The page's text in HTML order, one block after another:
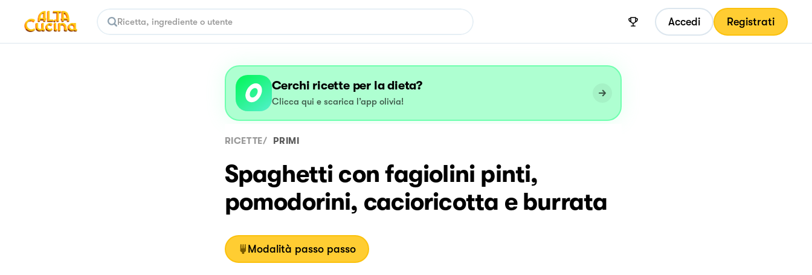
Accedi Registrati
Cerchi ricette per la dieta?
Clicca qui e scarica l’app olivia!
RICETTE/ PRIMI
Spaghetti con fagiolini pinti,
pomodorini, cacioricotta e burrata
Modalità passo passo